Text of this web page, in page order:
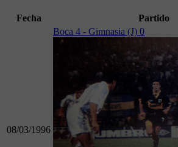
Fecha Partido
08/03/1996
Boca 4 - Gimnasia (J) 0